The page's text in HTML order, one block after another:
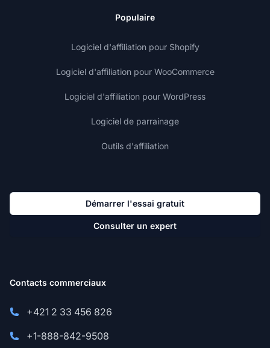
Populaire
Logiciel d'affiliation pour Shopify
Logiciel d'affiliation pour WooCommerce
Logiciel d'affiliation pour WordPress
Logiciel de parrainage
Outils d'affiliation
Démarrer l'essai gratuit
Consulter un expert
Contacts commerciaux
+421 2 33 456 826
+1-888-842-9508